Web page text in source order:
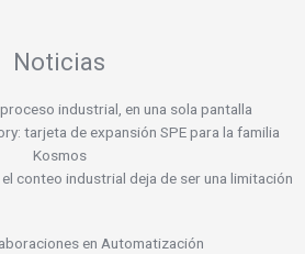
Noticias
industrial, en una sola pantalla
tarjeta de expansión SPE para la familia
Kosmos
conteo industrial deja de ser una limitación
en Automatización